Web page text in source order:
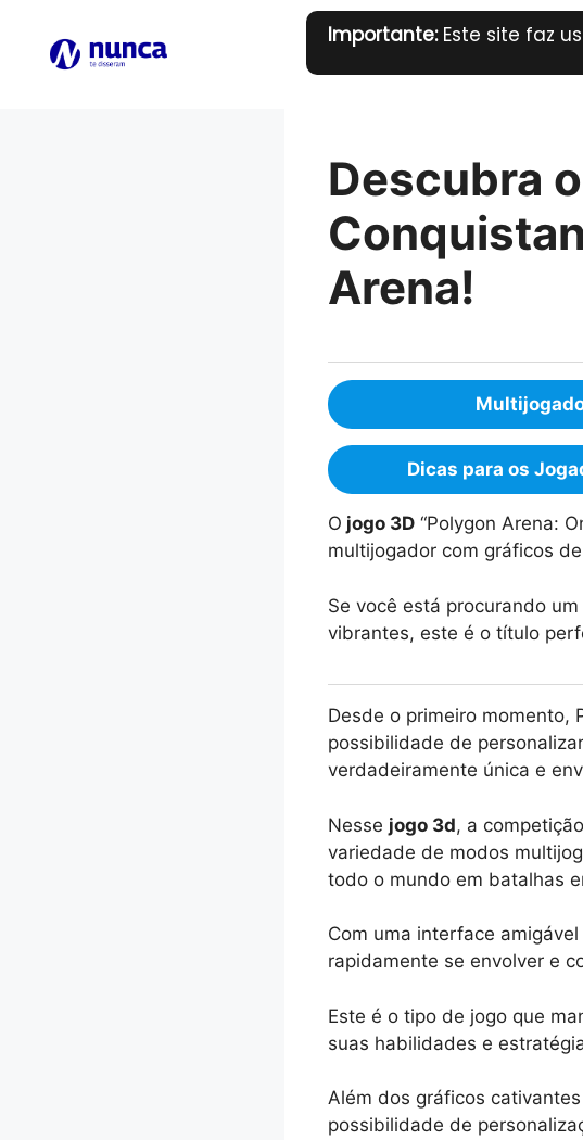
Descubra
Arena!
Dicas para os
O jogo 3D “Polygon Arena:
multijogador com gráficos
Se você está procurando
vibrantes, este é o título
Desde o primeiro momento,
possibilidade de
verdadeiramente única e
Nesse jogo 3d, a
variedade de modos
todo o mundo em batalhas
Com uma interface
rapidamente se envolver e
Este é o tipo de jogo que
suas habilidades e
Além dos gráficos
possibilidade de
Importante:Este site faz